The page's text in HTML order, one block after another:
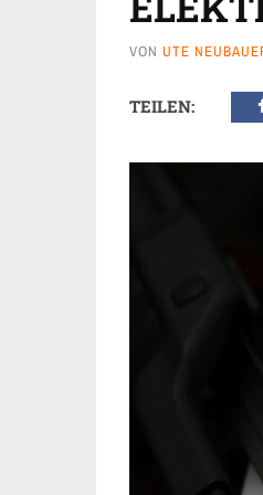
VON UTE
TEILEN: